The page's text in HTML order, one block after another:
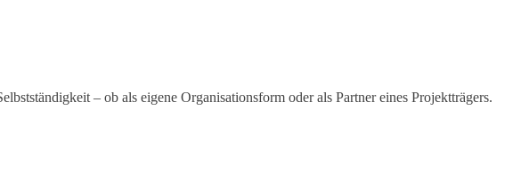
– ob als eigene Organisationsform oder als Partner eines Projektträgers.